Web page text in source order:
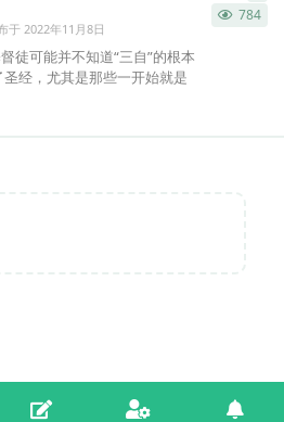
于 2022年11月8日
784
徒可能并不知道“三自”的根本
经，尤其是那些一开始就是